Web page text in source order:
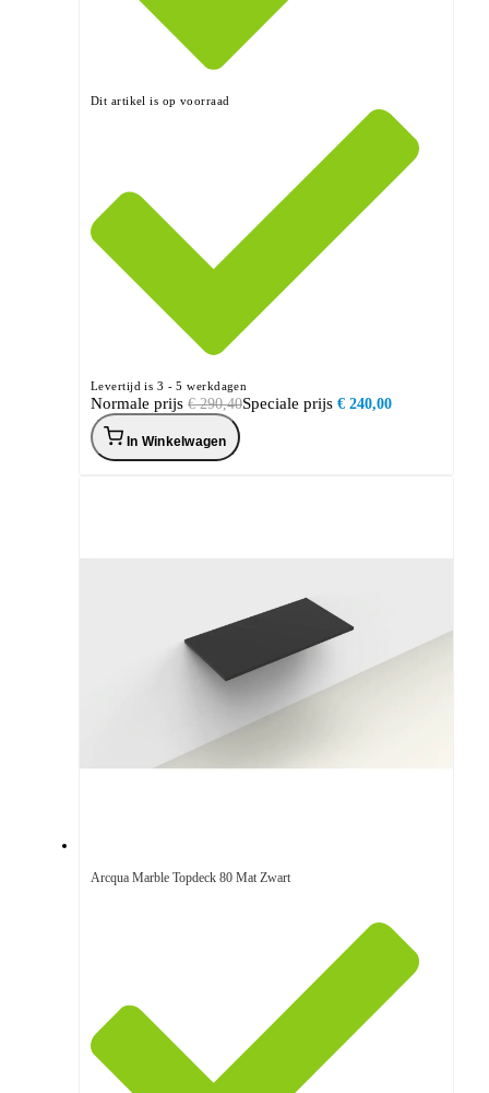
Dit artikel is op voorraad
Levertijd is 3 - 5 werkdagen
Speciale prijs € 240,00
Normale prijs € 290,40
In Winkelwagen
Arcqua Marble Topdeck 80 Mat Zwart